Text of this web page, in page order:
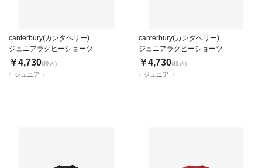
ジュニア
canterbury(カンタベリー)
ジュニアラグビーショーツ
￥4,730(税込)
ジュニア
canterbury(カンタベリー)
ジュニアラグビーショーツ
￥4,730(税込)